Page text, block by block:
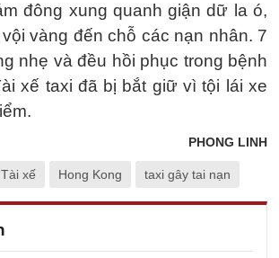
đông xung quanh giận dữ la ó,
vàng đến chỗ các nạn nhân. 7
nhẹ và đều hồi phục trong bệnh
xế taxi đã bị bắt giữ vì tội lái xe
PHONG LINH
Tài xế Hong Kong taxi gây tai nạn